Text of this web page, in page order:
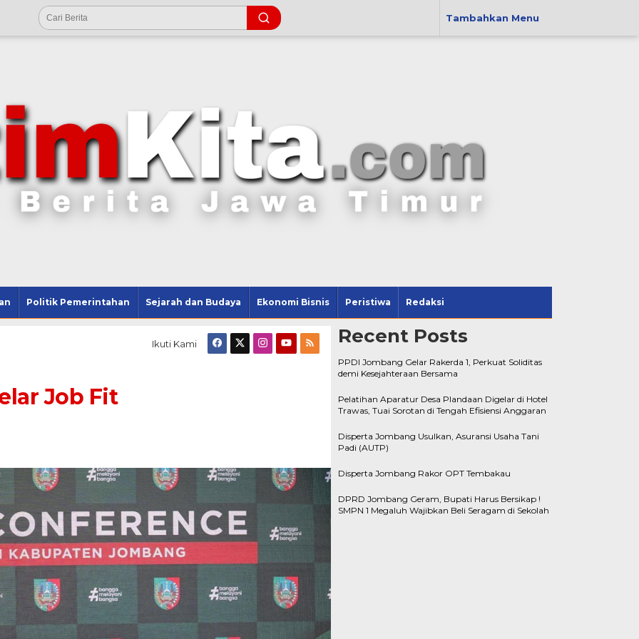
Tambahkan Menu
Politik Pemerintahan Sejarah dan Budaya Ekonomi Bisnis Peristiwa Redaksi
Ikuti Kami
Job Fit
Recent Posts
PPDI Jombang Gelar Rakerda 1, Perkuat Soliditas
demi Kesejahteraan Bersama
Pelatihan Aparatur Desa Plandaan Digelar di Hotel
Trawas, Tuai Sorotan di Tengah Efisiensi Anggaran
Disperta Jombang Usulkan, Asuransi Usaha Tani
Padi (AUTP)
Disperta Jombang Rakor OPT Tembakau
DPRD Jombang Geram, Bupati Harus Bersikap !
SMPN 1 Megaluh Wajibkan Beli Seragam di Sekolah